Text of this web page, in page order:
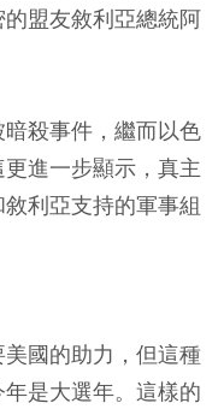
盟友敘利亞總統阿
殺事件，繼而以色
進一步顯示，真主
利亞支持的軍事組
國的助力，但這種
是大選年。這樣的